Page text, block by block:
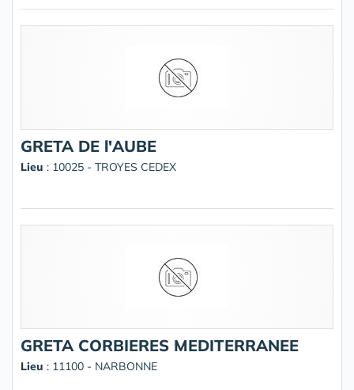
GRETA DE l'AUBE
Lieu : 10025 - TROYES CEDEX
GRETA CORBIERES MEDITERRANEE
Lieu : 11100 - NARBONNE